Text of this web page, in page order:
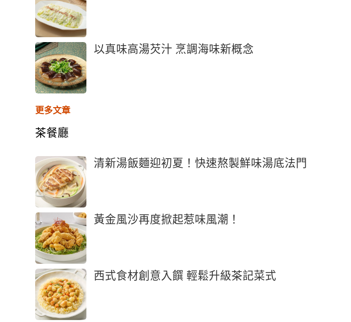
以真味高湯芡汁 烹調海味新概念
更多文章
茶餐廳
清新湯飯麵迎初夏！快速熬製鮮味湯底法門
黃金風沙再度掀起惹味風潮！
西式食材創意入饌 輕鬆升級茶記菜式